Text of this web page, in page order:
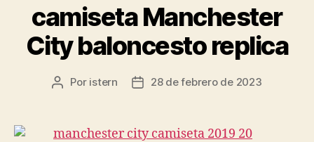
camiseta Manchester
City baloncesto replica
Autor
entrada
Por istern
Fecha
entrada
28 de febrero de 2023